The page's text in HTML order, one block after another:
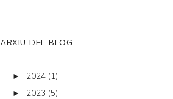
ARXIU DEL BLOG
► 2024 (1)
► 2023 (5)